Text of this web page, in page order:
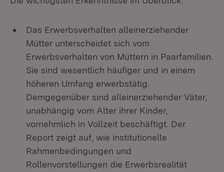
Das Erwerbsverhalten alleinerziehender
Mütter unterscheidet sich vom
Erwerbsverhalten von Müttern in Paarfamilien.
Sie sind wesentlich häufiger und in einem
höheren Umfang erwerbstätig.
Demgegenüber sind alleinerziehender Väter,
unabhängig vom Alter ihrer Kinder,
vornehmlich in Vollzeit beschäftigt. Der
Report zeigt auf, wie institutionelle
Rahmenbedingungen und
Rollenvorstellungen die Erwerbsrealität